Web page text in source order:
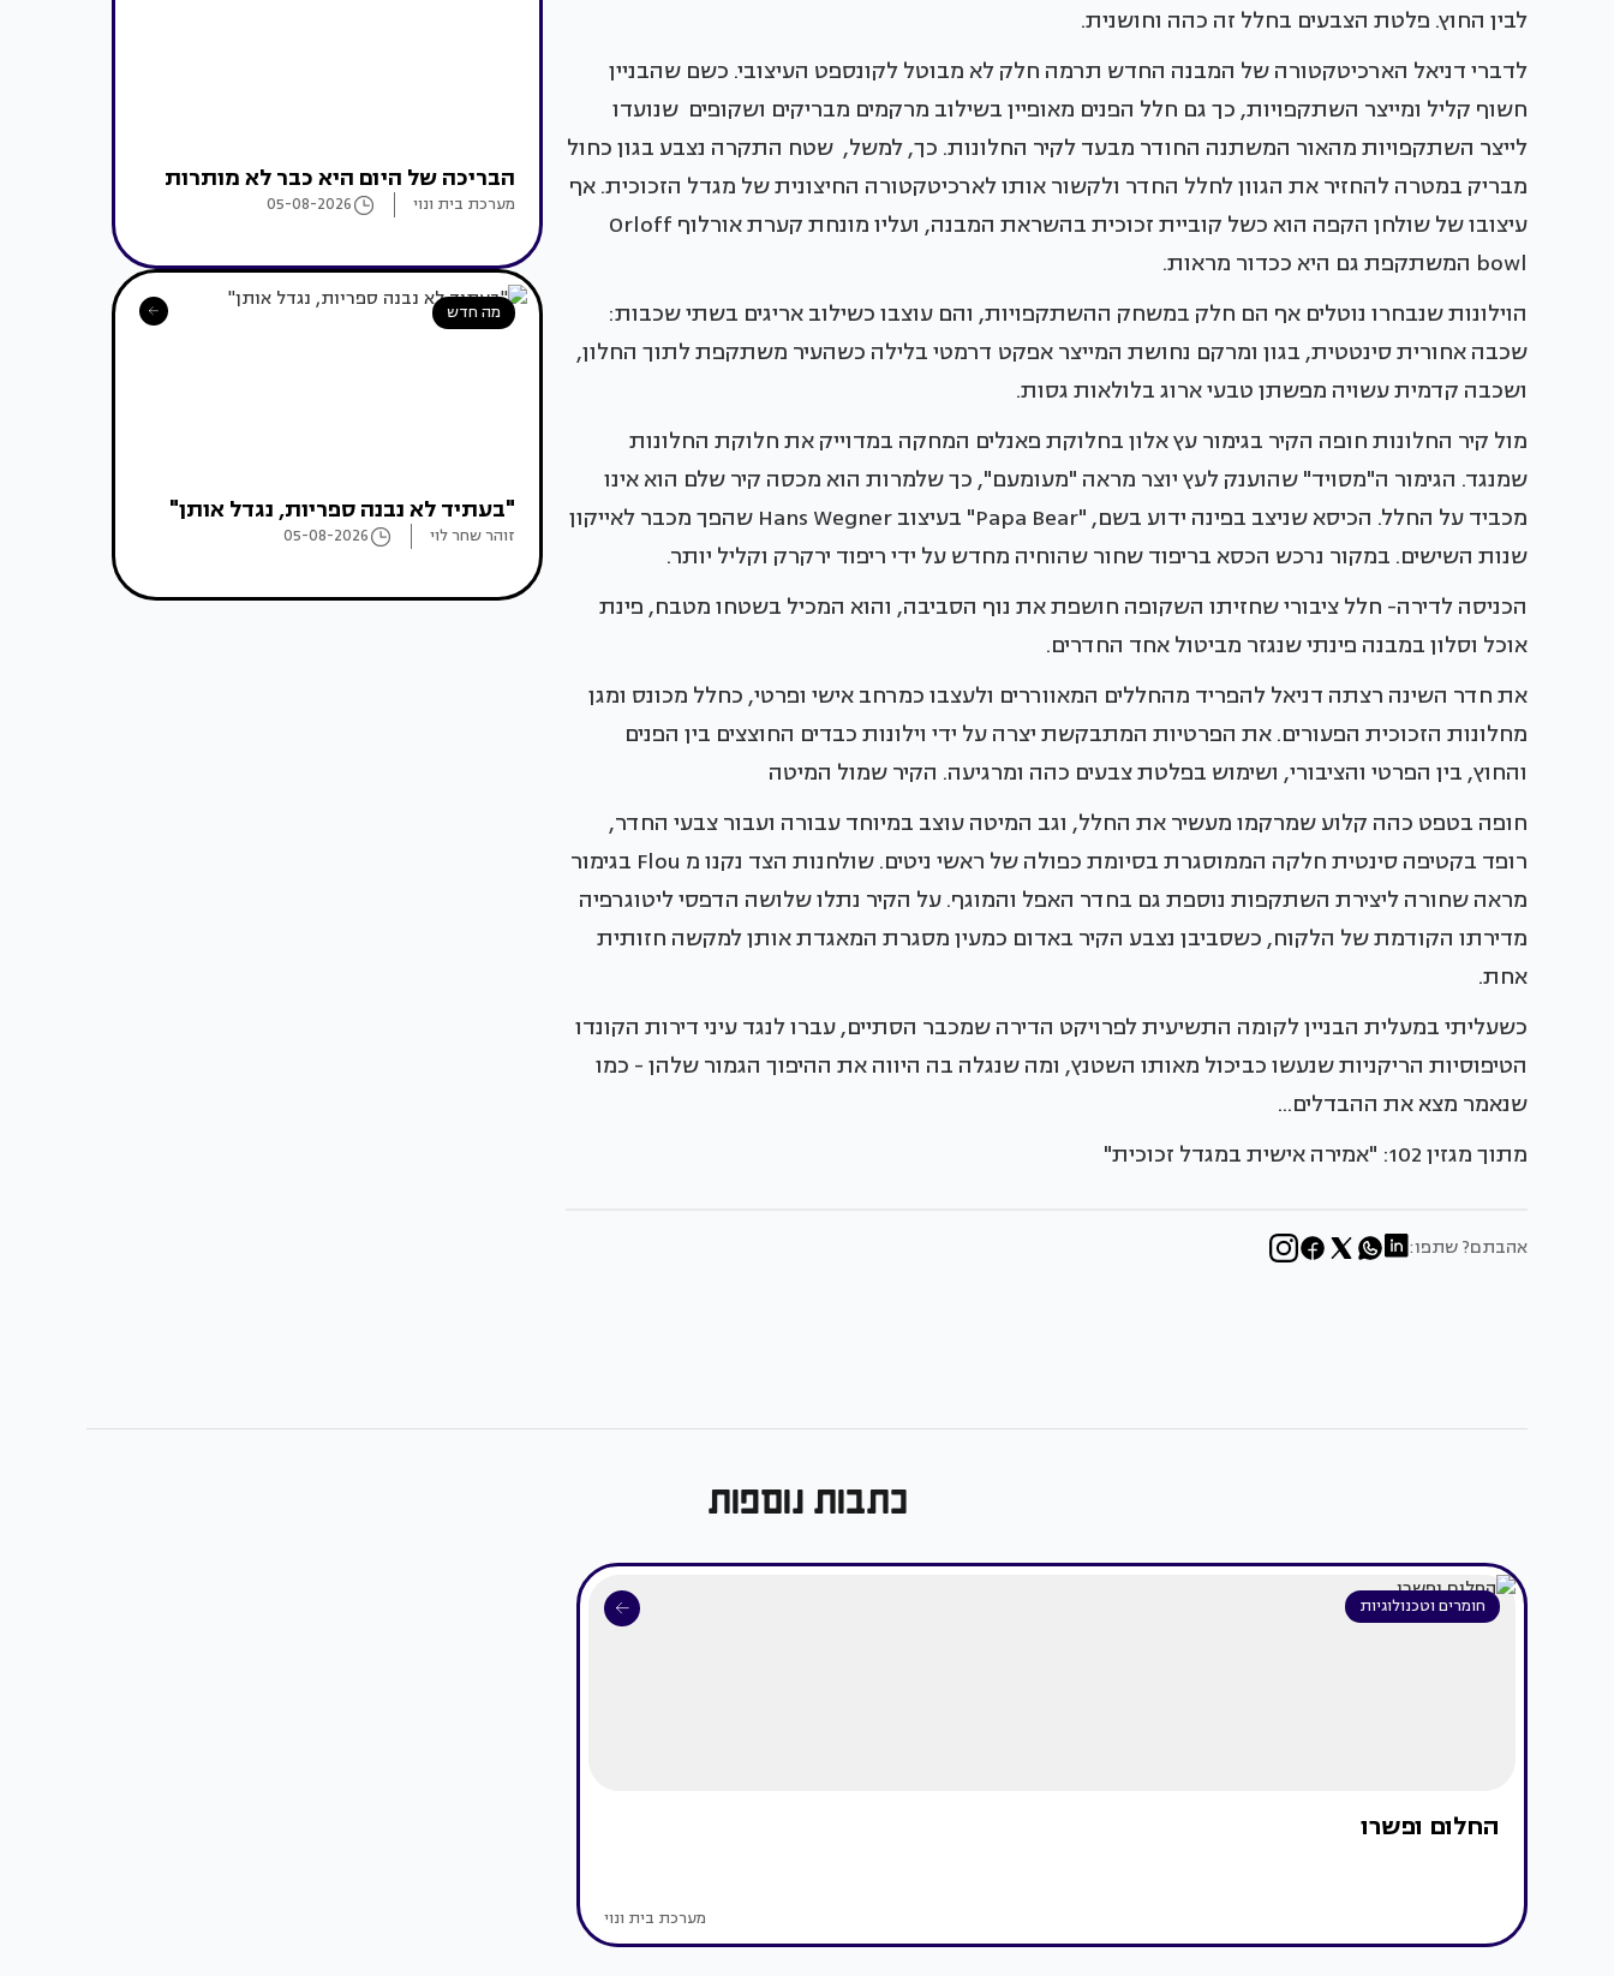
לבין החוץ. פלטת הצבעים בחלל זה כהה וחושנית.
לדברי דניאל הארכיטקטורה של המבנה החדש תרמה חלק לא מבוטל לקונספט העיצובי. כשם שהבניין
חשוף קליל ומייצר השתקפויות, כך גם חלל הפנים מאופיין בשילוב מרקמים מבריקים ושקופים שנועדו
לייצר השתקפויות מהאור המשתנה החודר מבעד לקיר החלונות. כך, למשל, שטח התקרה נצבע בגון כחול
מבריק במטרה להחזיר את הגוון לחלל החדר ולקשור אותו לארכיטקטורה החיצונית של מגדל הזכוכית. אף
עיצובו של שולחן הקפה הוא כשל קוביית זכוכית בהשראת המבנה, ועליו מונחת קערת אורלוף Orloff
bowl המשתקפת גם היא ככדור מראות.
הוילונות שנבחרו נוטלים אף הם חלק במשחק ההשתקפויות, והם עוצבו כשילוב אריגים בשתי שכבות:
שכבה אחורית סינטטית, בגון ומרקם נחושת המייצר אפקט דרמטי בלילה כשהעיר משתקפת לתוך החלון,
ושכבה קדמית עשויה מפשתן טבעי ארוג בלולאות גסות.
מול קיר החלונות חופה הקיר בגימור עץ אלון בחלוקת פאנלים המחקה במדוייק את חלוקת החלונות
שמנגד. הגימור ה"מסויד" שהוענק לעץ יוצר מראה "מעומעם", כך שלמרות הוא מכסה קיר שלם הוא אינו
מכביד על החלל. הכיסא שניצב בפינה ידוע בשם, "Papa Bear" בעיצוב Hans Wegner שהפך מכבר לאייקון
שנות השישים. במקור נרכש הכסא בריפוד שחור שהוחיה מחדש על ידי ריפוד ירקרק וקליל יותר.
הכניסה לדירה- חלל ציבורי שחזיתו השקופה חושפת את נוף הסביבה, והוא המכיל בשטחו מטבח, פינת
אוכל וסלון במבנה פינתי שנגזר מביטול אחד החדרים.
את חדר השינה רצתה דניאל להפריד מהחללים המאווררים ולעצבו כמרחב אישי ופרטי, כחלל מכונס ומגן
מחלונות הזכוכית הפעורים. את הפרטיות המתבקשת יצרה על ידי וילונות כבדים החוצצים בין הפנים
והחוץ, בין הפרטי והציבורי, ושימוש בפלטת צבעים כהה ומרגיעה. הקיר שמול המיטה
חופה בטפט כהה קלוע שמרקמו מעשיר את החלל, וגב המיטה עוצב במיוחד עבורה ועבור צבעי החדר,
רופד בקטיפה סינטית חלקה הממוסגרת בסיומת כפולה של ראשי ניטים. שולחנות הצד נקנו מ Flou בגימור
מראה שחורה ליצירת השתקפות נוספת גם בחדר האפל והמוגף. על הקיר נתלו שלושה הדפסי ליטוגרפיה
מדירתו הקודמת של הלקוח, כשסביבן נצבע הקיר באדום כמעין מסגרת המאגדת אותן למקשה חזותית
אחת.
כשעליתי במעלית הבניין לקומה התשיעית לפרויקט הדירה שמכבר הסתיים, עברו לנגד עיני דירות הקונדו
הטיפוסיות הריקניות שנעשו כביכול מאותו השטנץ, ומה שנגלה בה היווה את ההיפוך הגמור שלהן - כמו
שנאמר מצא את ההבדלים...
מתוך מגזין 102: "אמירה אישית במגדל זכוכית"
אהבתם? שתפו:
הבריכה של היום היא כבר לא מותרות
מערכת בית ונוי 05-08-2026
מה חדש
"בעתיד לא נבנה ספריות, נגדל אותן"
זוהר שחר לוי 05-08-2026
כתבות נוספות
חומרים וטכנולוגיות
החלום ופשרו
מערכת בית ונוי